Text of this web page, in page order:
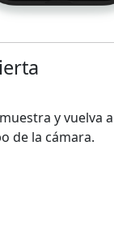
y vuelva a
de la cámara.